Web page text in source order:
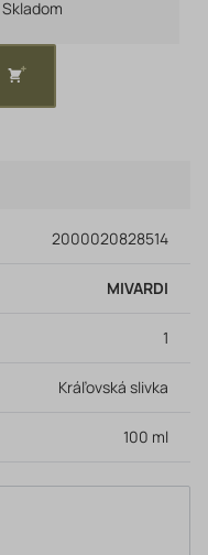
Skladom
2000020828514
MIVARDI
1
Kráľovská slivka
100 ml